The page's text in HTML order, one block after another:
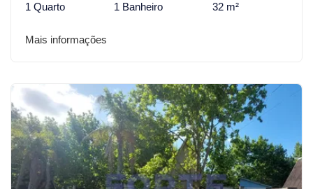
1 Quarto 1 Banheiro 32 m²
Mais informações